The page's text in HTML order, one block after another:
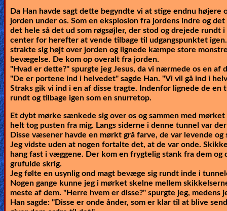
Ask
AI
Bible
Questions
Something
Funny...
2nd
Page,
Older
Material
Da Han havde sagt dette begyndte vi at stige endnu højere
jorden under os. Som en eksplosion fra jordens indre og
det hele så det ud som røgsøjler, der stod og drejede rundt
center for herefter at vende tilbage til udgangspunktet
strakte sig højt over jorden og lignede kæmpe store
bevægelse. De kom op overalt fra jorden.
"Hvad er dette?" spurgte jeg Jesus, da vi nærmede os en af
"De er portene ind i helvedet" sagde Han. "Vi vil gå ind i
Straks gik vi ind i en af disse tragte. Indenfor lignede de en
rundt og tilbage igen som en snurretop.
Et dybt mørke sænkede sig over os og sammen med
helt tog pusten fra mig. Langs siderne i denne tunnel var
Disse væsener havde en mørkt grå farve, de var levende og
Jeg vidste uden at nogen fortalte det, at de var onde.
hang fast i væggene. Der kom en frygtelig stank fra dem og
grufulde skrig.
Jeg følte en usynlig ond magt bevæge sig rundt inde i
Nogen gange kunne jeg i mørket skelne mellem
meste af dem. "Herre hvem er disse?" spurgte jeg, medens
Han sagde: "Disse er onde ånder, som er klar til at blive